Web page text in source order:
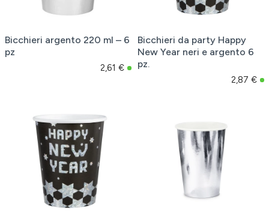
Bicchieri argento 220 ml – 6
pz
2,61 €
Bicchieri da party Happy
New Year neri e argento 6
pz.
2,87 €